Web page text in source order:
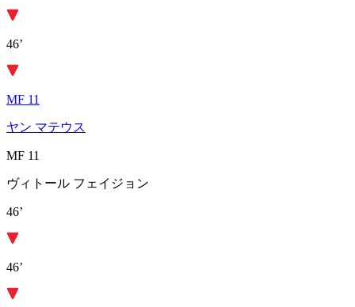
46’
MF 11
ヤン マテウス
MF 11
ヴィトール フェイジョン
46’
46’